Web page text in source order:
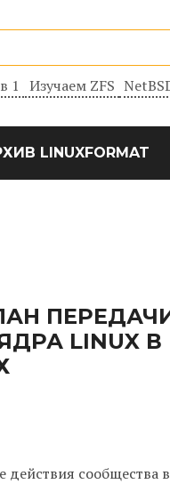
1 Изучаем ZFS
LINUXFORMAT
LINUX В
сообщества